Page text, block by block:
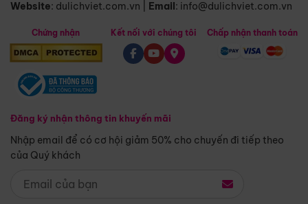
Website: dulichviet.com.vn Email: info@dulichviet.com.vn
Chứng nhận
Đăng ký nhận thông tin khuyến mãi
Nhập email để có cơ hội giảm 50% cho chuyến đi tiếp theo
của Quý khách
Kết nối với chúng tôi Chấp nhận thanh toán